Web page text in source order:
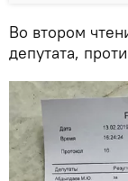
Во втором
депутата,